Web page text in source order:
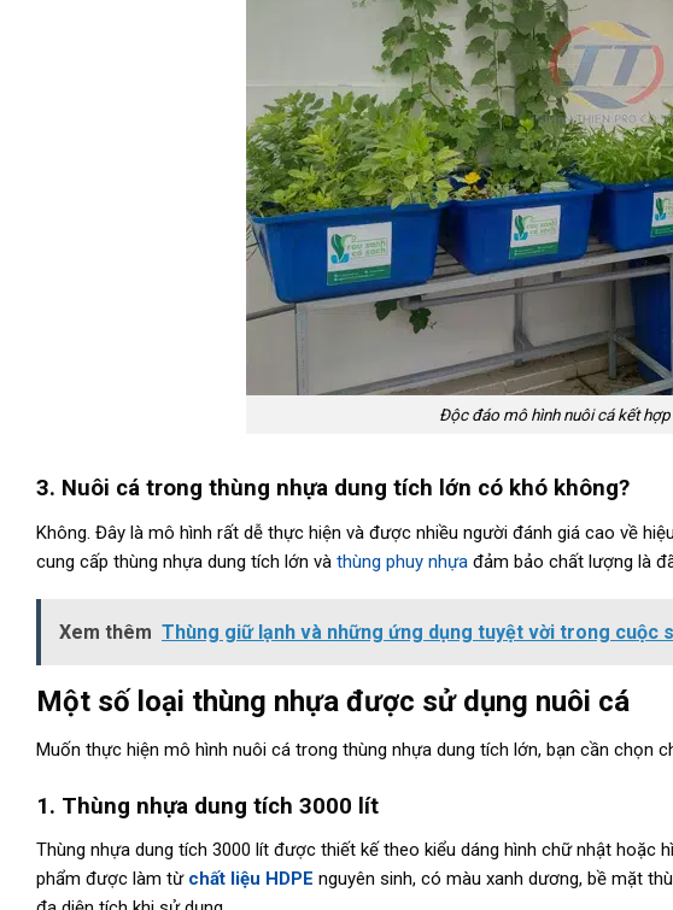
Độc đáo mô hình nuôi cá kết
3. Nuôi cá trong thùng nhựa dung tích lớn có khó không?
Không. Đây là mô hình rất dễ thực hiện và được nhiều người đánh giá cao về
cung cấp thùng nhựa dung tích lớn và thùng phuy nhựa đảm bảo chất lượng là
Xem thêm Thùng giữ lạnh và những ứng dụng tuyệt vời trong cuộc
Một số loại thùng nhựa được sử dụng nuôi cá
Muốn thực hiện mô hình nuôi cá trong thùng nhựa dung tích lớn, bạn cần chọn
1. Thùng nhựa dung tích 3000 lít
Thùng nhựa dung tích 3000 lít được thiết kế theo kiểu dáng hình chữ nhật hoặc
phẩm được làm từ chất liệu HDPE nguyên sinh, có màu xanh dương, bề mặt